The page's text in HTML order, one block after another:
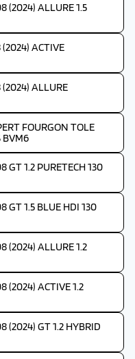
(2024) ALLURE 1.5
ACTIVE
ALLURE
FOURGON TOLE
BVM6
GT 1.2 PURETECH 130
GT 1.5 BLUE HDI 130
(2024) ALLURE 1.2
(2024) ACTIVE 1.2
(2024) GT 1.2 HYBRID